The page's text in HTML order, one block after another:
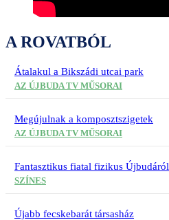
A ROVATBÓL
Átalakul a Bikszádi utcai park
AZ ÚJBUDA TV MŰSORAI
Megújulnak a komposztszigetek
AZ ÚJBUDA TV MŰSORAI
Fantasztikus fiatal fizikus Újbudáról
SZÍNES
Újabb fecskebarát társasház